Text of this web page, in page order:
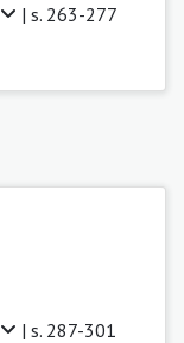
| s. 263-277
| s. 287-301